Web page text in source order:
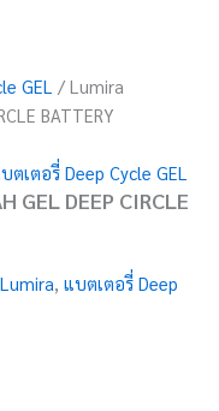
GEL / Lumira
BATTERY
ตเตอรี่ Deep Cycle GEL
DEEP CIRCLE
Lumira แบตเตอรี่ Deep